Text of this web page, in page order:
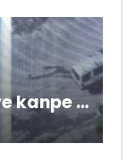
Popilasyon an dwe leve kanpe pou chanje sitiyasyon kawotik l’ap viv nan peyi a.